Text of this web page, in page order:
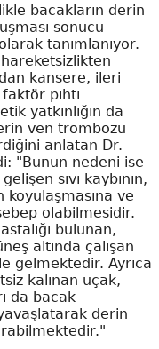
bacakların derin
sonucu
tanımlanıyor.
hareketsizlikten
kansere, ileri
pıhtı
yatkınlığın da
ven trombozu
anlatan Dr.
"Bunun nedeni ise
sıvı kaybının,
koyulaşmasına ve
olabilmesidir.
bulunan,
altında çalışan
gelmektedir. Ayrıca
kalınan uçak,
da bacak
derin